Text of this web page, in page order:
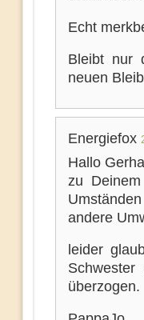
Echt
Bleibt nur
neuen
Energiefox
Hallo
zu
andere
leider
überzogen.